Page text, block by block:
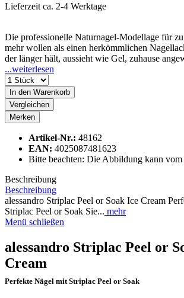
Lieferzeit ca. 2-4 Werktage
Die professionelle Naturnagel-Modellage für
mehr wollen als einen herkömmlichen
der länger hält, aussieht wie Gel, zuhause
...weiterlesen
In den Warenkorb
Vergleichen
Merken
Artikel-Nr.: 48162
EAN: 4025087481623
Bitte beachten: Die Abbildung kann
Beschreibung
Beschreibung
alessandro Striplac Peel or Soak Ice Cream
Striplac Peel or Soak Sie... mehr
Menü schließen
alessandro Striplac Peel or
Cream
Perfekte Nägel mit Striplac Peel or Soak